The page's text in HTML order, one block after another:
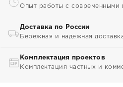
Опыт работы с современными
Доставка по России
Бережная и надежная
Комплектация проектов
Комплектация частных и